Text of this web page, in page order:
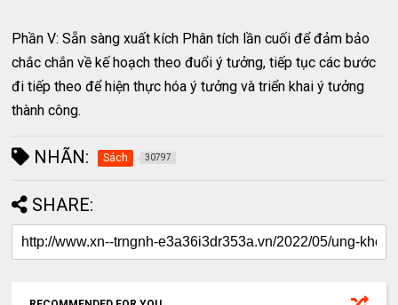
Phần V: Sẵn sàng xuất kích Phân tích lần cuối để đảm bảo
chắc chắn về kế hoạch theo đuổi ý tưởng, tiếp tục các bước
đi tiếp theo để hiện thực hóa ý tưởng và triển khai ý tưởng
thành công.
NHÃN: Sách 30797
SHARE: